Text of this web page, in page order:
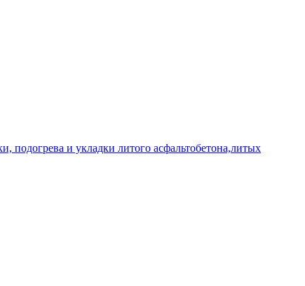
подогрева и укладки литого асфальтобетона,литых